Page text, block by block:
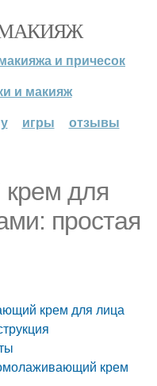
и причесок
и макияж
игры отзывы
для
простая
крем для лица
крем